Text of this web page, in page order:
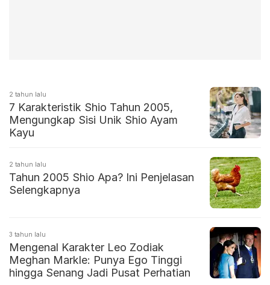
2 tahun lalu
7 Karakteristik Shio Tahun 2005,
Mengungkap Sisi Unik Shio Ayam
Kayu
2 tahun lalu
Tahun 2005 Shio Apa? Ini Penjelasan
Selengkapnya
3 tahun lalu
Mengenal Karakter Leo Zodiak
Meghan Markle: Punya Ego Tinggi
hingga Senang Jadi Pusat Perhatian